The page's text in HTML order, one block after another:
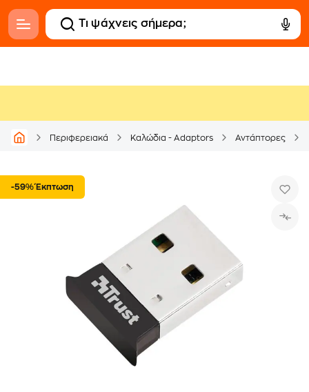
Περιφερειακά Καλώδια - Adaptors Αντάπτορες
-59% Έκπτωση